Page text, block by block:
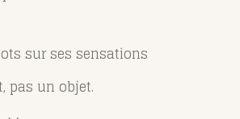
sur ses sensations
pas un objet.